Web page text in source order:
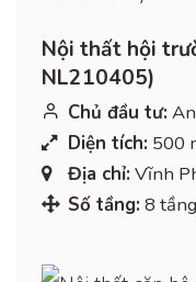
Nội thất hội
NL210405)
Chủ đầu tư:
Diện tích: 500
Địa chỉ: Vĩnh
Số tầng: 8 tầng